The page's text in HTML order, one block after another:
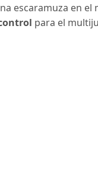
escaramuza en el
para el